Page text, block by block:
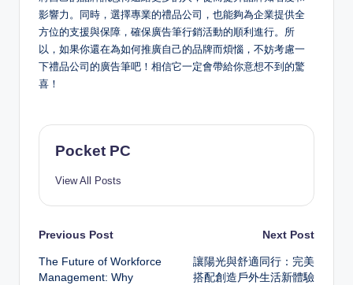
影響力。同時，選擇專業的禮品公司，也能夠為企業提供全
方位的支援與保障，確保廣告筆行銷活動的順利進行。所
以，如果你還在為如何推廣自己的品牌而煩惱，不妨考慮一
下禮品公司的廣告筆吧！相信它一定會帶給你意想不到的驚
喜！
Pocket PC
View All Posts
Post
navigation
Previous Post
The Future of Workforce
Management: Why
Next Post
讓陽光與舒適同行：完美
搭配創造戶外生活新體驗